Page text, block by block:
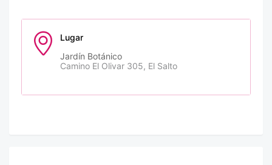
Lugar
Jardín Botánico
Camino El Olivar 305, El Salto